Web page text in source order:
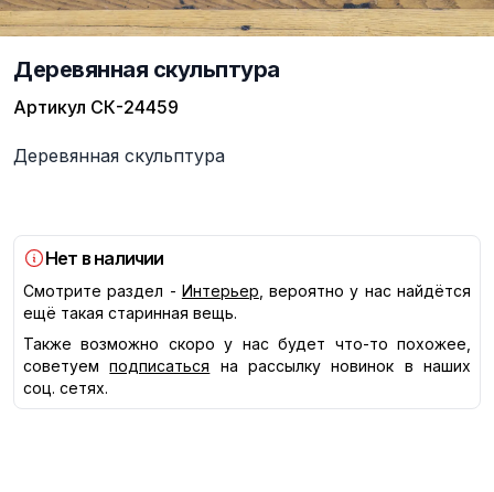
Деревянная скульптура
Артикул СК-24459
Описание
Деревянная скульптура
Нет в наличии
Смотрите раздел - Интерьер , вероятно у нас найдётся
ещё такая старинная вещь.
Также возможно скоро у нас будет что-то похожее,
советуем
подписаться
на рассылку новинок в наших
соц. сетях.